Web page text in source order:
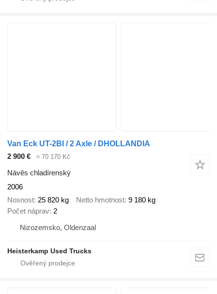
Van Eck UT-2BI / 2 Axle / DHOLLANDIA
2 900 €
≈ 70 170 Kč
Návěs chladírenský
2006
Nosnost 25 820 kg Netto hmotnost 9 180 kg
Počet náprav 2
Nizozemsko, Oldenzaal
Heisterkamp Used Trucks